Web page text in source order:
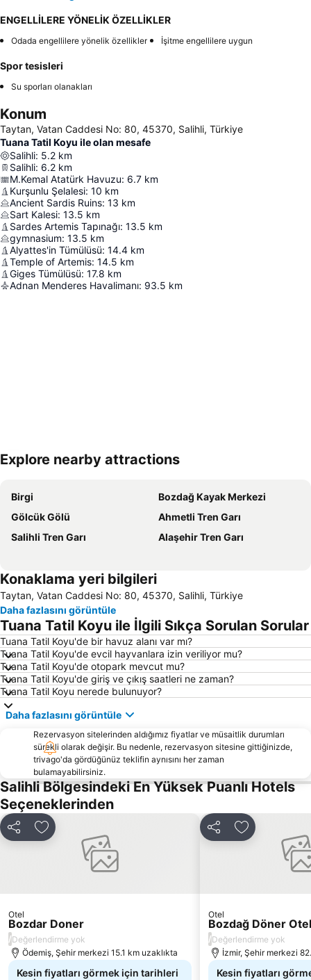
ENGELLİLERE YÖNELİK ÖZELLİKLER
Odada engellilere yönelik özellikler İşitme engellilere uygun
Spor tesisleri
Su sporları olanakları
Konum
Taytan, Vatan Caddesi No: 80, 45370, Salihli, Türkiye
Tuana Tatil Koyu ile olan mesafe
Salihli: 5.2 km
Salihli: 6.2 km
M.Kemal Atatürk Havuzu: 6.7 km
Kurşunlu Şelalesi: 10 km
Ancient Sardis Ruins: 13 km
Sart Kalesi: 13.5 km
Sardes Artemis Tapınağı: 13.5 km
gymnasium: 13.5 km
Alyattes'in Tümülüsü: 14.4 km
Temple of Artemis: 14.5 km
Giges Tümülüsü: 17.8 km
Adnan Menderes Havalimanı: 93.5 km
Haritayı genişlet
Explore nearby attractions
Birgi
Bozdağ Kayak Merkezi
Gölcük Gölü
Ahmetli Tren Garı
Salihli Tren Garı
Alaşehir Tren Garı
Konaklama yeri bilgileri
Taytan, Vatan Caddesi No: 80, 45370, Salihli, Türkiye
Daha fazlasını görüntüle
Tuana Tatil Koyu ile İlgili Sıkça Sorulan Sorular
Tuana Tatil Koyu'de bir havuz alanı var mı?
Tuana Tatil Koyu'de evcil hayvanlara izin veriliyor mu?
Tuana Tatil Koyu'de otopark mevcut mu?
Tuana Tatil Koyu'de giriş ve çıkış saatleri ne zaman?
Tuana Tatil Koyu nerede bulunuyor?
Daha fazlasını görüntüle
Rezervasyon sitelerinden aldığımız fiyatlar ve müsaitlik durumları
sürekli olarak değişir. Bu nedenle, rezervasyon sitesine gittiğinizde,
trivago'da gördüğünüz teklifin aynısını her zaman
bulamayabilirsiniz.
Salihli Bölgesindeki En Yüksek Puanlı Hotels
Seçeneklerinden
Paylaş Favorilerime ekle
Otel
Bozdar Doner
/Değerlendirme yok
Ödemiş, Şehir merkezi 15.1 km uzaklıkta
Kesin fiyatları görmek için tarihleri
Paylaş Favorilerime
Otel
Bozdağ Döner Otel
/Değerlendirme yok
İzmir, Şehir merkezi
Kesin fiyatları